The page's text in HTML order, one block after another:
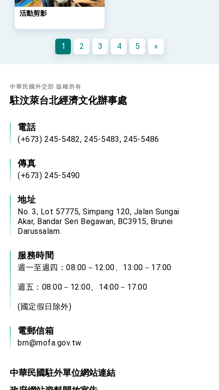
總統發表執政周年談話 盼面對未來挑戰 堅持
賴總統就職演說影片
總統重要談話
我國政府將在美國亞利桑納州設立「駐鳳凰城辦
事處」，進一步深化台美交流合作
活動剪影
1 2 3 4 5 »
中華民國外交部 版權所有
駐汶萊台北經濟文化辦事處
電話
(+673) 245-5482, 245-5483, 245-5486
傳真
(+673) 245-5490
地址
No. 3, Lot 57775, Simpang 120, Jalan Sungai
Akar, Bandar Seri Begawan, BC3915, Brunei
Darussalam.
服務時間
週一至週四：08:00－12:00、13:00－17:00
週五：08:00－12:00、14:00－17:00
(國定假日除外)
電郵信箱
brn@mofa.gov.tw
中華民國駐外單位網站連結